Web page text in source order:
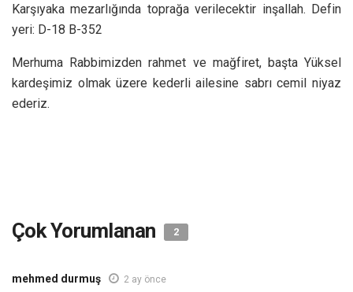
Karşıyaka mezarlığında toprağa verilecektir inşallah. Defin
yeri: D-18 B-352
Merhuma Rabbimizden rahmet ve mağfiret, başta Yüksel
kardeşimiz olmak üzere kederli ailesine sabrı cemil niyaz
ederiz.
Çok Yorumlanan 2
mehmed durmuş 2 ay önce